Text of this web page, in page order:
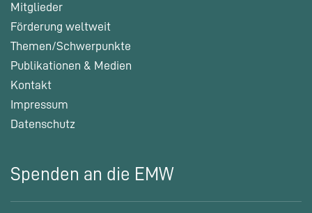
Mitglieder
Förderung weltweit
Themen/Schwerpunkte
Publikationen & Medien
Kontakt
Impressum
Datenschutz
Spenden an die EMW